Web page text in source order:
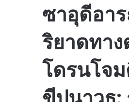
ซาอุดีอาร
ริยาดทา
โดรนโจ